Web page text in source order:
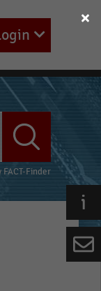
FACT-Finder